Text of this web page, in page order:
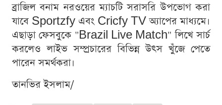
ব্রাজিল বনাম নরওয়ের ম্যাচটি সরাসরি উপভোগ করা
যাবে Sportzfy এবং Cricfy TV অ্যাপের মাধ্যমে।
এছাড়া ফেসবুকে "Brazil Live Match" লিখে সার্চ
করলেও লাইভ সম্প্রচারের বিভিন্ন উৎস খুঁজে পেতে
পারেন সমর্থকরা।
তানভির ইসলাম/